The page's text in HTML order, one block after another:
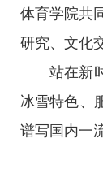
体育学院共
研究、文化
站在新
冰雪特色、
谱写国内一